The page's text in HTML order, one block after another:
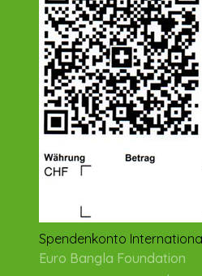
Spendenkonto
Euro Bangla Foundation